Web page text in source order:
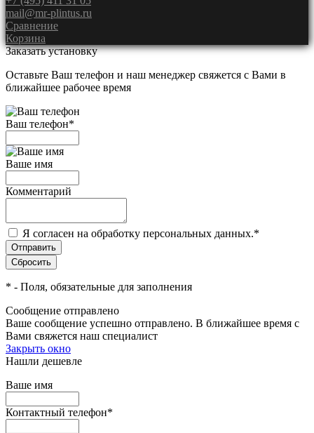
mail@mr-plintus.ru
Сравнение
Корзина
Заказать установку
Оставьте Ваш телефон и наш менеджер свяжется с Вами в
ближайшее рабочее время
Ваш телефон*
Ваше имя
Комментарий
Я согласен на обработку персональных данных.*
* - Поля, обязательные для заполнения
Сообщение отправлено
Ваше сообщение успешно отправлено. В ближайшее время с
Вами свяжется наш специалист
Закрыть окно
Нашли дешевле
Ваше имя
Контактный телефон*